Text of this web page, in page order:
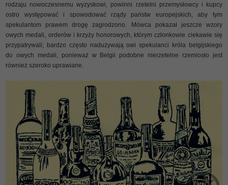
rodzaju nowoczesnemu wyzyskowi, powinni rzetelni przemysłowcy i kupcy
ostro występować i spowodować rządy państw europejskich, aby tym
spekulantom prawem drogę zagrodzono. Mówca pokazał jeszcze wzory
owych medali, orderów i krzyży honorowych, którym członkowie ciekawie się
przypatrywali; bardzo często nadużywają owi spekulanci króla belgijskiego
do owych medali, ponieważ w Belgii podobne nierzetelne rzemiosło jest
również szeroko uprawiane.